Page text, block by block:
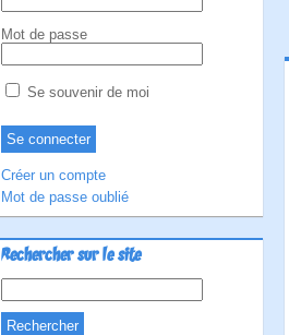
Mot de passe
Se souvenir de moi
Créer un compte
Mot de passe oublié
Rechercher sur le site